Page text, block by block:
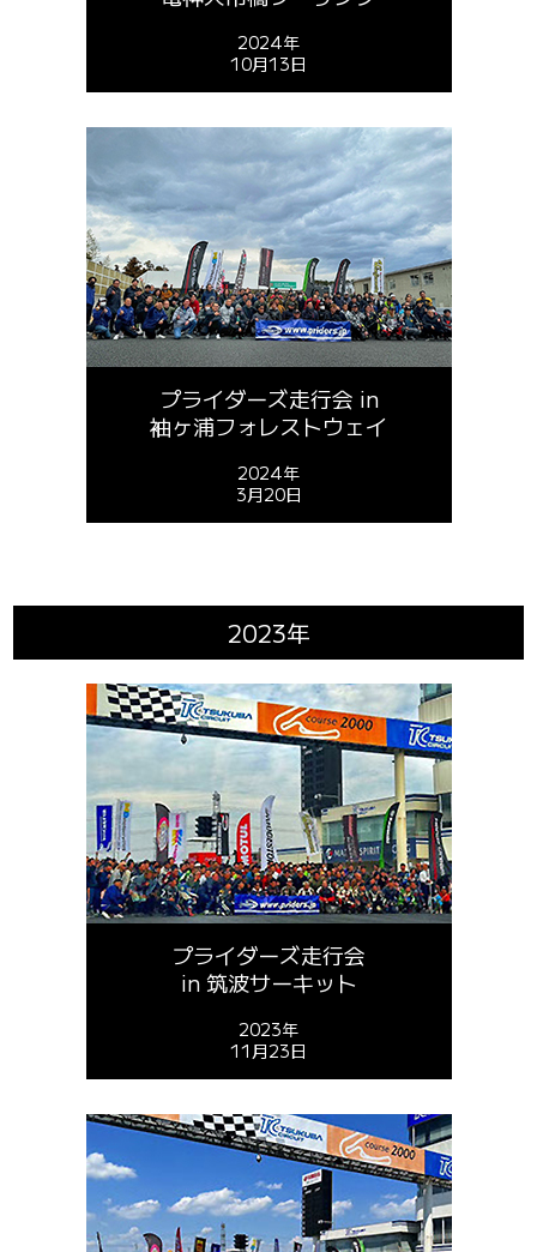
2024年
10月13日
プライダーズ走行会 in
袖ヶ浦フォレストウェイ
2024年
3月20日
2023年
プライダーズ走行会
in 筑波サーキット
2023年
11月23日